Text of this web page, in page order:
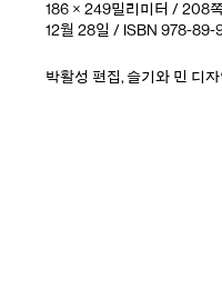
186 × 249밀리미터 / 208
12월 28일 / ISBN 978-
박활성 편집 슬기와 민 디자